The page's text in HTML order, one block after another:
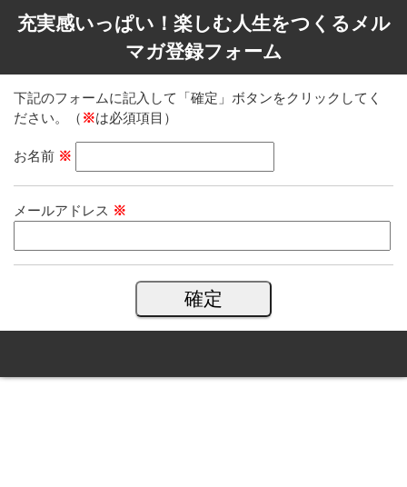
充実感いっぱい！楽しむ人生をつくるメル
マガ登録フォーム
下記のフォームに記入して「確定」ボタンをクリックしてく
ださい。（ ※は必須項目）
お名前 ※
メールアドレス ※